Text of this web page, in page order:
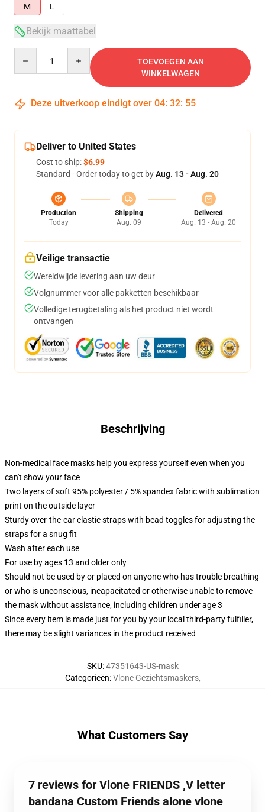
M
L
Bekijk maattabel
TOEVOEGEN AAN
WINKELWAGEN
Deze uitverkoop eindigt over 04: 32: 54
Deliver to United States
Cost to ship:$6.99
Standard - Order today to get byAug. 13 - Aug. 20
Production
Today
Shipping
Aug. 09
Delivered
Aug. 13 - Aug. 20
Veilige transactie
Wereldwijde levering aan uw deur
Volgnummer voor alle pakketten beschikbaar
Volledige terugbetaling als het product niet wordt
ontvangen
Beschrijving
Non-medical face masks help you express yourself even when you
can't show your face
Two layers of soft 95% polyester / 5% spandex fabric with sublimation
print on the outside layer
Sturdy over-the-ear elastic straps with bead toggles for adjusting the
straps for a snug fit
Wash after each use
For use by ages 13 and older only
Should not be used by or placed on anyone who has trouble breathing
or who is unconscious, incapacitated or otherwise unable to remove
the mask without assistance, including children under age 3
Since every item is made just for you by your local third-party fulfiller,
there may be slight variances in the product received
SKU:47351643-US-mask
Categorieën:Vlone Gezichtsmaskers,
What Customers Say
7 reviews for Vlone FRIENDS ,V letter
bandana Custom Friends alone vlone